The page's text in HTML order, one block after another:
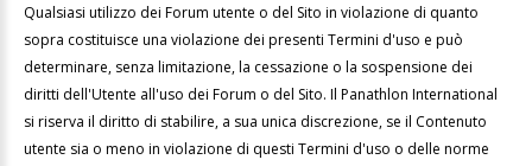
Qualsiasi utilizzo dei Forum utente o del Sito in violazione di quanto
sopra costituisce una violazione dei presenti Termini d'uso e può
determinare, senza limitazione, la cessazione o la sospensione dei
diritti dell'Utente all'uso dei Forum o del Sito. Il Panathlon International
si riserva il diritto di stabilire, a sua unica discrezione, se il Contenuto
utente sia o meno in violazione di questi Termini d'uso o delle norme